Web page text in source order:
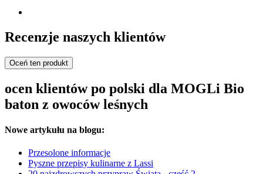
Recenzje naszych klientów
Oceń ten produkt
ocen klientów po polski dla MOGLi Bio
baton z owoców leśnych
Nowe artykułu na blogu:
Przesolone informacje
Pyszne przepisy kulinarne z Lassi